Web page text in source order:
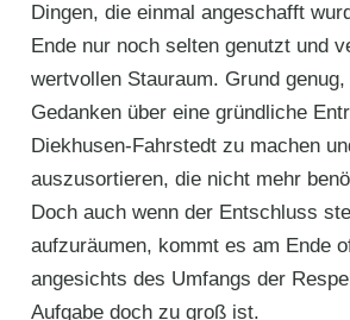
Dingen, die einmal angeschafft
Ende nur noch selten genutzt und
wertvollen Stauraum. Grund
Gedanken über eine gründliche
Diekhusen-Fahrstedt zu machen
auszusortieren, die nicht mehr
Doch auch wenn der Entschluss
aufzuräumen, kommt es am Ende
angesichts des Umfangs der
Aufgabe doch zu groß ist.